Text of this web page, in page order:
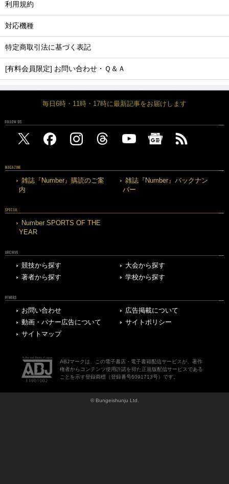
利用規約
対応機種
特定商取引法に基づく表記
[有料会員限定] お問い合わせ・Ｑ＆Ａ
毎日6時・11時・17時に最新記事をお届けします
FOLLOW US
MAGAZINE
雑誌『Number』購読のご案
内
雑誌『Number』バックナン
バー
SPECIAL
Number SPORTS OF THE
YEAR
ARCHIVE
競技から探す
大会から探す
著者から探す
学校から探す
OTHERS
お問い合わせ
広告掲載について
動画・バナー広告について
サイトポリシー
サイトマップ
ABJマークは、この電子書店・電子書籍配信サービスが、著作
権者からコンテンツ使用許諾を得た正規版配信サービスである
ことを示す登録商標（登録番号6091713号）です。
© Bungeishunju Ltd.